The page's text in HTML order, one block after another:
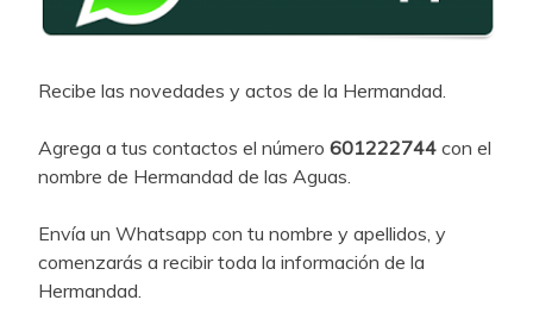
Recibe las novedades y actos de la Hermandad.
Agrega a tus contactos el número 601222744 con el
nombre de Hermandad de las Aguas.
Envía un Whatsapp con tu nombre y apellidos, y
comenzarás a recibir toda la información de la
Hermandad.